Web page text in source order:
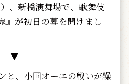
、新橋演舞場で、歌舞伎
』が初日の幕を開けまし
▼
と、小国オーエの戦いが繰